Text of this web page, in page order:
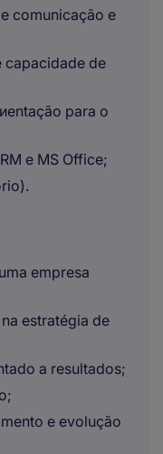
comunicação e
capacidade de
para o
e MS Office;
empresa
estratégia de
a resultados;
e evolução